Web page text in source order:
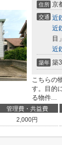
住所 京
交通 近
近
目
近
築年 築
こちらの
す。目的
る物件...
管理費・共益費
2,000円